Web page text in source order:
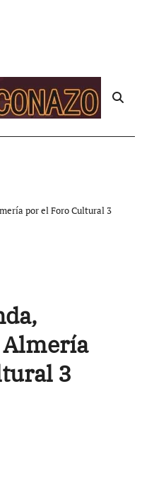
por el Foro Cultural 3
3